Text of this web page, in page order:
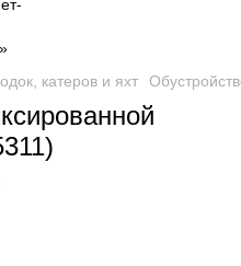
катеров и яхт